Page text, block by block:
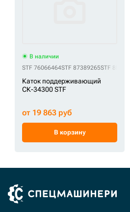
В наличии
STF 76066464STF 87389265STF 8E0400
Каток поддерживающий
СК-34300 STF
от 19 863 руб
В корзину